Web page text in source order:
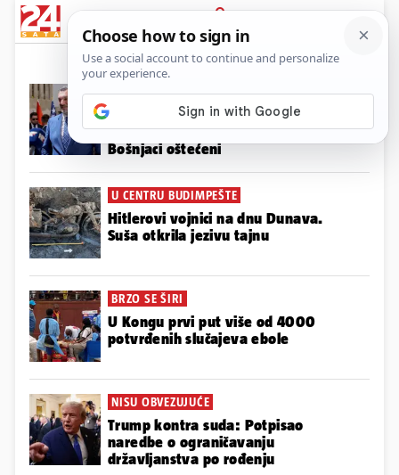
PRIJAVA
News
BURE BARUTA
Konaković kaže da u BiH svi narodi
moraju biti ravnopravni i da su
Bošnjaci oštećeni
U CENTRU BUDIMPEŠTE
Hitlerovi vojnici na dnu Dunava.
Suša otkrila jezivu tajnu
BRZO SE ŠIRI
U Kongu prvi put više od 4000
potvrđenih slučajeva ebole
NISU OBVEZUJUĆE
Trump kontra suda: Potpisao
naredbe o ograničavanju
državljanstva po rođenju